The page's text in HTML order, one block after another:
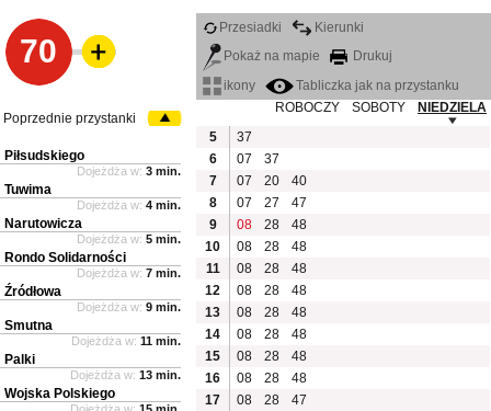
70
Przesiadki
Kierunki
Pokaż na mapie
Drukuj
ikony
Tabliczka jak na przystanku
ROBOCZY
SOBOTY
NIEDZIELA
5
37
6
07
37
7
07 20
40
8
07 27
47
9
08 28
48
10
08 28
48
11
08 28
48
12
08 28
48
13
08 28
48
14
08 28
48
15
08 28
48
16
08 28
48
17
08 28 47
Poprzednie przystanki
Piłsudskiego
Dojeżdża w: 3 min.
Tuwima
Dojeżdża w: 4 min.
Narutowicza
Dojeżdża w: 5 min.
Rondo Solidarności
Dojeżdża w: 7 min.
Źródłowa
Dojeżdża w: 9 min.
Smutna
Dojeżdża w: 11 min.
Palki
Dojeżdża w: 13 min.
Wojska Polskiego